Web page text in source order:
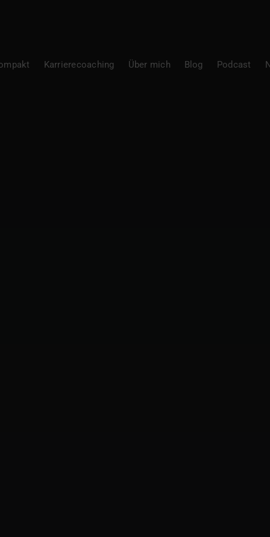
Karrierecoaching Über mich Blog Podcast